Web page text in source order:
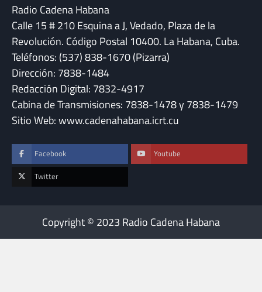
Radio Cadena Habana
Calle 15 # 210 Esquina a J, Vedado, Plaza de la
Revolución. Código Postal 10400. La Habana, Cuba.
Teléfonos: (537) 838-1670 (Pizarra)
Dirección: 7838-1484
Redacción Digital: 7832-4917
Cabina de Transmisiones: 7838-1478 y 7838-1479
Sitio Web: www.cadenahabana.icrt.cu
Facebook Youtube
Twitter